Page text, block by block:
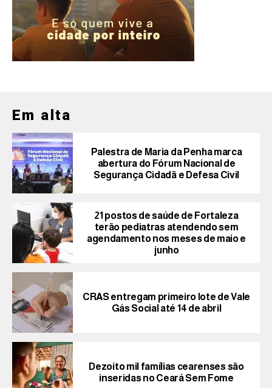
Em alta
Palestra de Maria da Penha marca
abertura do Fórum Nacional de
Segurança Cidadã e Defesa Civil
21 postos de saúde de Fortaleza
terão pediatras atendendo sem
agendamento nos meses de maio e
junho
CRAS entregam primeiro lote de Vale
Gás Social até 14 de abril
Dezoito mil famílias cearenses são
inseridas no Ceará Sem Fome